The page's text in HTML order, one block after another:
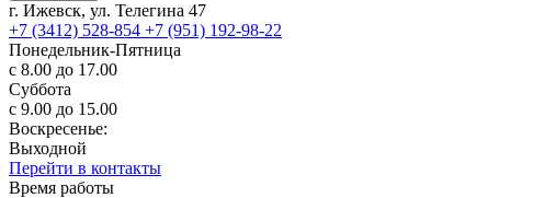
г. Ижевск, ул. Телегина 47
+7 (3412) 528-854 +7 (951) 192-98-22
Понедельник-Пятница
с 8.00 до 17.00
Суббота
с 9.00 до 15.00
Воскресенье:
Выходной
Перейти в контакты
Время работы